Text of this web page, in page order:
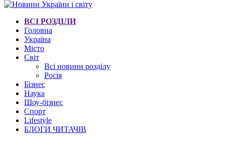
ВСІ РОЗДІЛИ
Головна
Україна
Місто
Світ
Всі новини розділу
Росія
Бізнес
Наука
Шоу-бізнес
Спорт
Lifestyle
БЛОГИ ЧИТАЧІВ